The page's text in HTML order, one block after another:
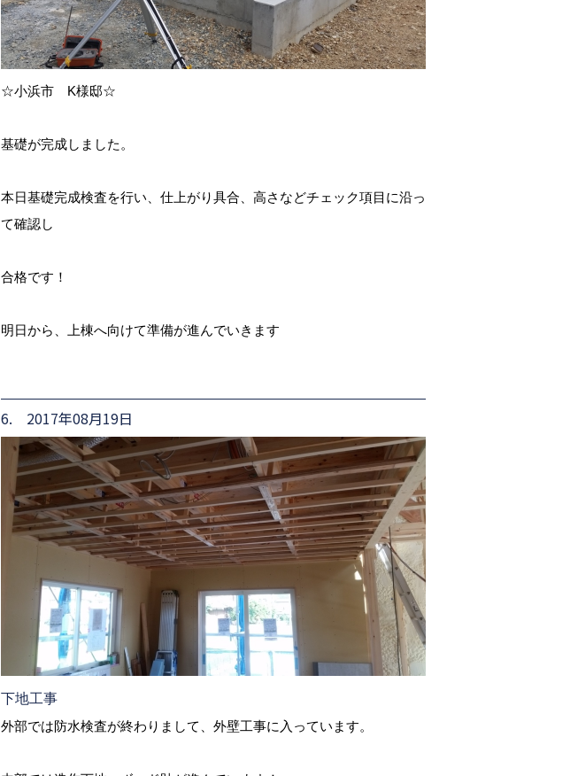
☆小浜市 K様邸☆
基礎が完成しました。
本日基礎完成検査を行い、仕上がり具合、高さなどチェック項目に沿っ
て確認し
合格です！
明日から、上棟へ向けて準備が進んでいきます
6. 2017年08月19日
下地工事
外部では防水検査が終わりまして、外壁工事に入っています。